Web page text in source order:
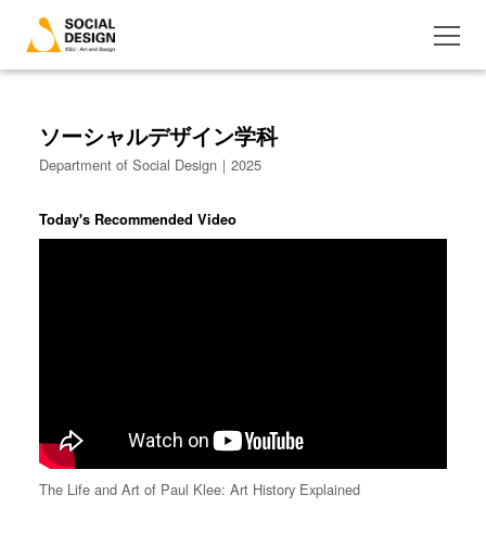
ソーシャルデザイン学科
Department of Social Design｜2025
Today's Recommended Video
The Life and Art of Paul Klee: Art History Explained